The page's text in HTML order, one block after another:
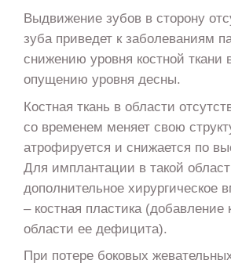
Выдвижение зубов в сторону
зуба приведет к заболеваниям
снижению уровня костной ткани
опущению уровня десны.
Костная ткань в области
со временем меняет свою
атрофируется и снижается по
Для имплантации в такой
дополнительное хирургическое
– костная пластика (добавление
области ее дефицита).
При потере боковых